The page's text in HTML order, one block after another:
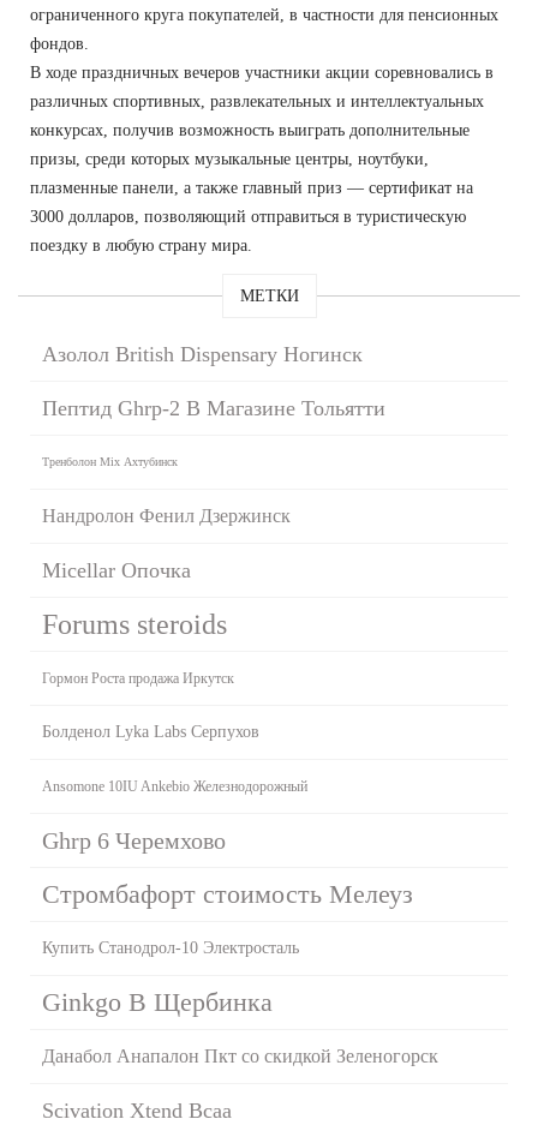
ограниченного круга покупателей, в частности для пенсионных
фондов.
В ходе праздничных вечеров участники акции соревновались в
различных спортивных, развлекательных и интеллектуальных
конкурсах, получив возможность выиграть дополнительные
призы, среди которых музыкальные центры, ноутбуки,
плазменные панели, а также главный приз — сертификат на
3000 долларов, позволяющий отправиться в туристическую
поездку в любую страну мира.
МЕТКИ
Азолол British Dispensary Ногинск
Пептид Ghrp-2 В Магазине Тольятти
Тренболон Mix Ахтубинск
Нандролон Фенил Дзержинск
Micellar Опочка
Forums steroids
Гормон Роста продажа Иркутск
Болденол Lyka Labs Серпухов
Ansomone 10IU Ankebio Железнодорожный
Ghrp 6 Черемхово
Стромбафорт стоимость Мелеуз
Купить Станодрол-10 Электросталь
Ginkgo B Щербинка
Данабол Анапалон Пкт со скидкой Зеленогорск
Scivation Xtend Bcaa